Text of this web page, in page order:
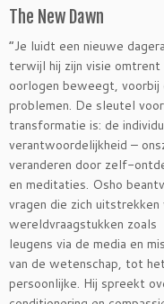
The New Dawn
“Je luidt een nieuwe
terwijl hij zijn visie
oorlogen beweegt, voorbij
problemen. De sleutel
transformatie is: de
verantwoordelijkheid –
veranderen door zelf-
en meditaties. Osho
vragen die zich uitstrekken
wereldvraagstukken zoals
leugens via de media en
van de wetenschap, tot
persoonlijke. Hij spreekt